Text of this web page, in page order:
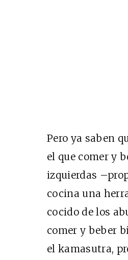
Pero ya saben
el que comer y
izquierdas
cocina una
cocido de los
comer y beber
el kamasutra,